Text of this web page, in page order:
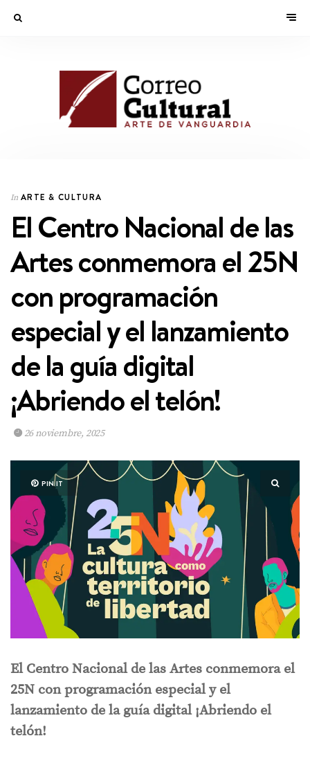
In ARTE & CULTURA
El Centro Nacional de las
Artes conmemora el 25N
con programación
especial y el lanzamiento
de la guía digital
¡Abriendo el telón!
26 noviembre, 2025
PIN IT
El Centro Nacional de las Artes conmemora el
25N con programación especial y el
lanzamiento de la guía digital ¡Abriendo el
telón!